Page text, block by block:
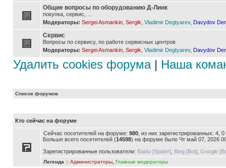
Общие вопросы по оборудованию Д-Линк
покупка, сервис, ...
Модераторы: Sergei Asmankin Sergik Vladimir Degtyarev, Davydov
Сервис
Вопросы по сервису, по работе сервисных центров
Модераторы: Sergei Asmankin Sergik Vladimir Degtyarev, Davydov
Удалить cookies форума| Наша
Список форумов
Кто сейчас на форуме
Сейчас посетителей на форуме: 980 , из них зарегистрированных: 4,
Больше всего посетителей (14598) на форуме было Чт май 07, 2026
Зарегистрированные пользователи: Baidu [Spider] Bing [Bot] Google
Легенда :: Администраторы Главные модераторы